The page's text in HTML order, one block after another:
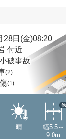
28日(金)08:20
付近
破事故
(2)
(1)
晴
幅5.5～
9.0m
他